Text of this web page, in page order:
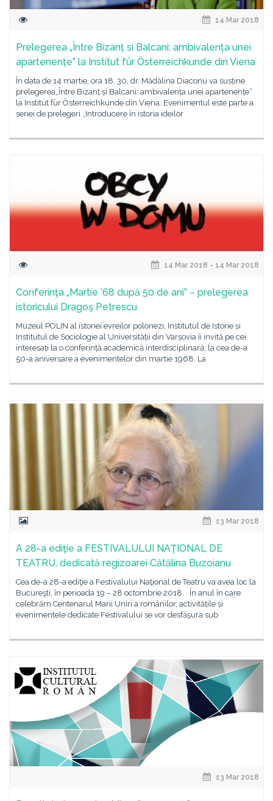
14 Mar 2018
Prelegerea „Între Bizanț si Balcani: ambivalența unei
apartenențe” la Institut für Österreichkunde din Viena
În data de 14 martie, ora 18. 30, dr. Mădălina Diaconu va susține
prelegerea„Între Bizanț și Balcani: ambivalența unei apartenențe“
la Institut für Österreichkunde din Viena. Evenimentul este parte a
seriei de prelegeri „Introducere în istoria ideilor
14 Mar 2018 - 14 Mar 2018
Conferinţa „Martie ’68 după 50 de ani” – prelegerea
istoricului Dragoş Petrescu
Muzeul POLIN al istoriei evreilor polonezi, Institutul de Istorie și
Institutul de Sociologie al Universității din Varșovia îi invită pe cei
interesați la o conferință academică interdisciplinară, la cea de-a
50-a aniversare a evenimentelor din martie 1968. La
13 Mar 2018
A 28-a ediţie a FESTIVALULUI NAŢIONAL DE
TEATRU, dedicată regizoarei Cătălina Buzoianu
Cea de-a 28-a ediţie a Festivalului Naţional de Teatru va avea loc la
Bucureşti, în perioada 19 – 28 octombrie 2018. În anul în care
celebrăm Centenarul Marii Uniri a românilor, activitățile și
evenimentele dedicate Festivalului se vor desfăşura sub
13 Mar 2018